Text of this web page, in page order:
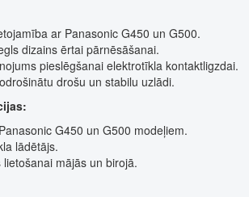
ar Panasonic G450 un G500.
dizains ērtai pārnēsāšanai.
pieslēgšanai elektrotīkla kontaktligzdai.
drošu un stabilu uzlādi.
G450 un G500 modeļiem.
lādētājs.
mājās un birojā.